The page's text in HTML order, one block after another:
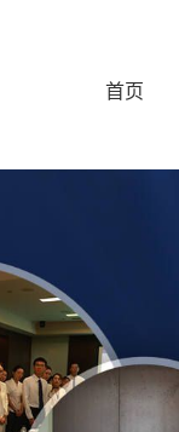
首页